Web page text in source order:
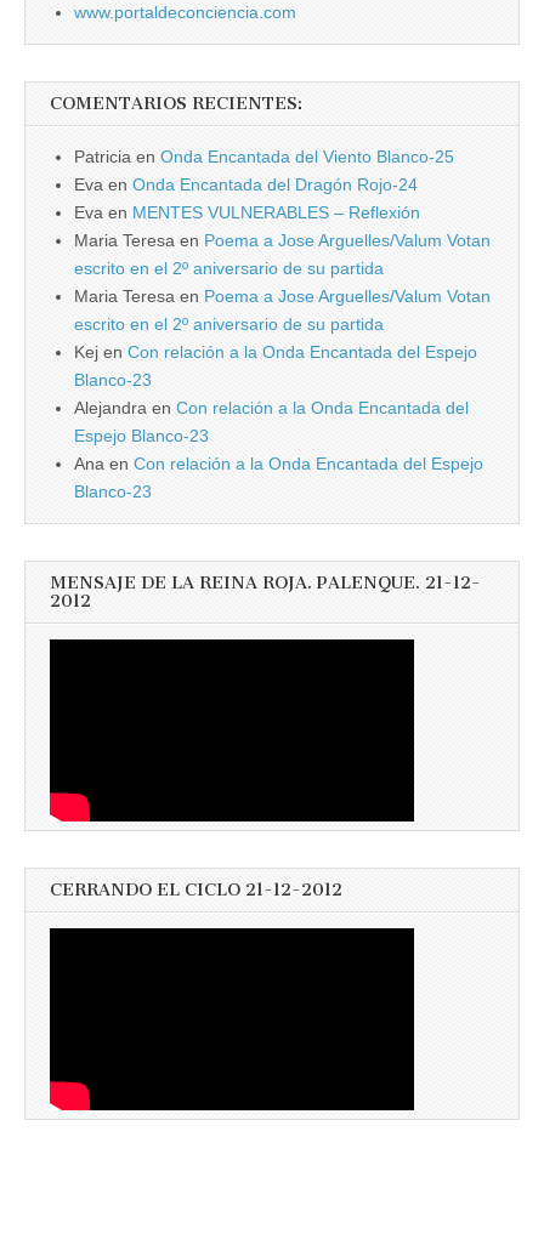
www.portaldeconciencia.com
COMENTARIOS RECIENTES:
Patricia en Onda Encantada del Viento Blanco-25
Eva en Onda Encantada del Dragón Rojo-24
Eva en MENTES VULNERABLES – Reflexión
Maria Teresa en Poema a Jose Arguelles/Valum Votan
escrito en el 2º aniversario de su partida
Maria Teresa en Poema a Jose Arguelles/Valum Votan
escrito en el 2º aniversario de su partida
Kej en Con relación a la Onda Encantada del Espejo
Blanco-23
Alejandra en Con relación a la Onda Encantada del
Espejo Blanco-23
Ana en Con relación a la Onda Encantada del Espejo
Blanco-23
MENSAJE DE LA REINA ROJA. PALENQUE. 21-12-
2012
CERRANDO EL CICLO 21-12-2012